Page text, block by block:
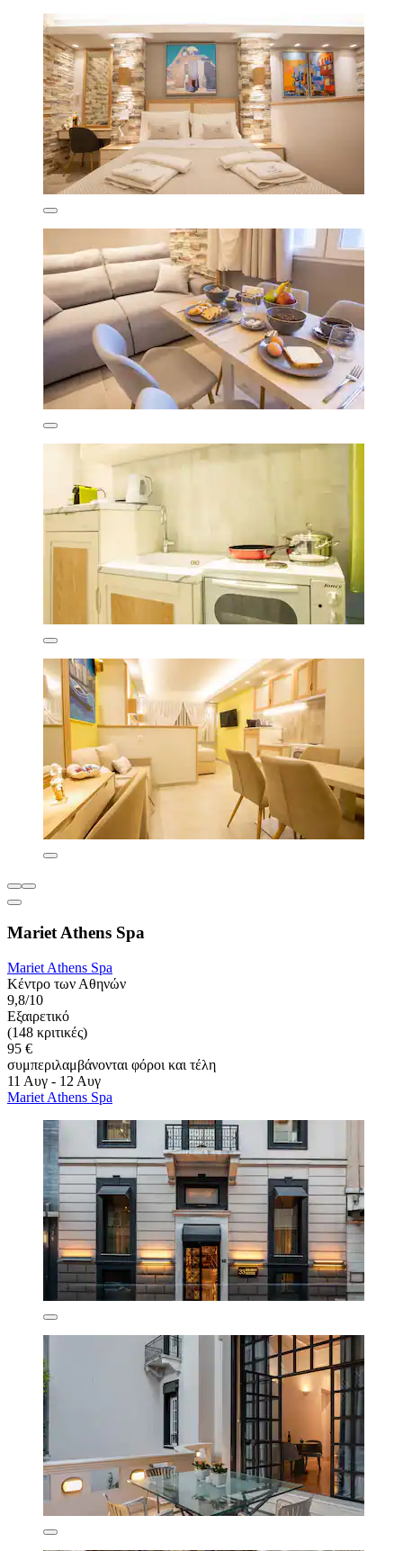
Mariet Athens Spa
Mariet Athens Spa
Κέντρο των Αθηνών
9,8/10
Εξαιρετικό
(148 κριτικές)
95 €
συμπεριλαμβάνονται φόροι και τέλη
11 Αυγ - 12 Αυγ
Mariet Athens Spa